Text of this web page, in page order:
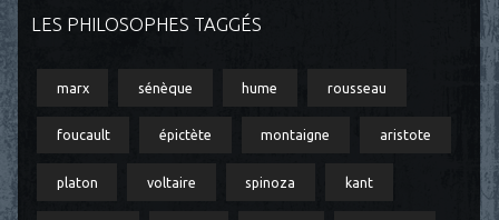
LES PHILOSOPHES TAGGÉS
marx sénèque hume rousseau
foucault épictète montaigne aristote
platon voltaire spinoza kant